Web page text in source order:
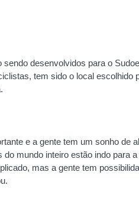
desenvolvidos para o
tem sido o local escolhido
e a gente tem um sonho de
mundo inteiro estão indo para a
mas a gente tem